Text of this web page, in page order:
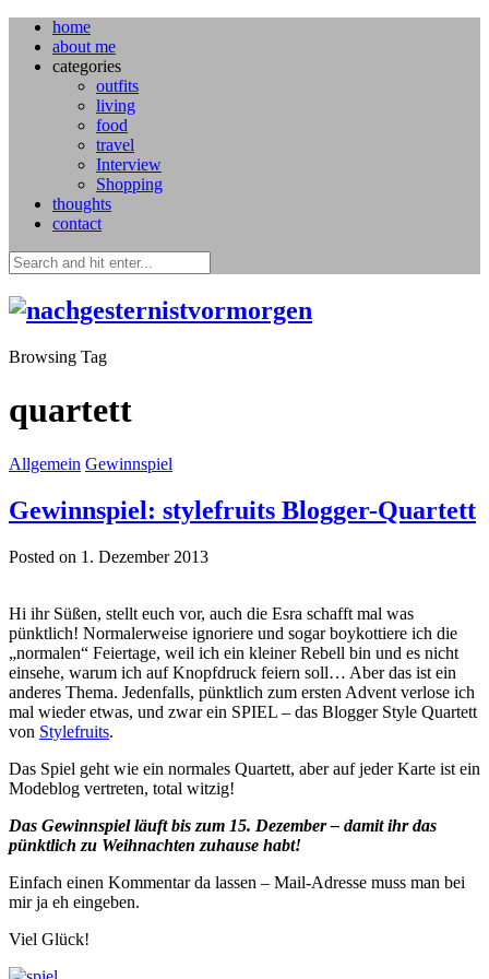
home
about me
categories
outfits
living
food
travel
Interview
Shopping
thoughts
contact
Browsing Tag
quartett
Allgemein Gewinnspiel
Gewinnspiel: stylefruits Blogger-Quartett
Posted on 1. Dezember 2013
Hi ihr Süßen, stellt euch vor, auch die Esra schafft mal was
pünktlich! Normalerweise ignoriere und sogar boykottiere ich die
„normalen“ Feiertage, weil ich ein kleiner Rebell bin und es nicht
einsehe, warum ich auf Knopfdruck feiern soll… Aber das ist ein
anderes Thema. Jedenfalls, pünktlich zum ersten Advent verlose ich
mal wieder etwas, und zwar ein SPIEL – das Blogger Style Quartett
von Stylefruits.
Das Spiel geht wie ein normales Quartett, aber auf jeder Karte ist ein
Modeblog vertreten, total witzig!
Das Gewinnspiel läuft bis zum 15. Dezember – damit ihr das
pünktlich zu Weihnachten zuhause habt!
Einfach einen Kommentar da lassen – Mail-Adresse muss man bei
mir ja eh eingeben.
Viel Glück!